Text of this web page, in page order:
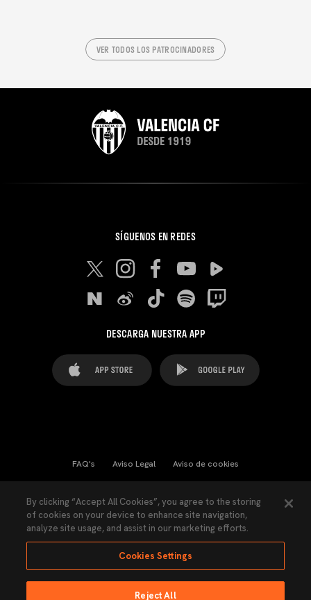
VER TODOS LOS PATROCINADORES
SÍGUENOS EN REDES
DESCARGA NUESTRA APP
FAQ's Aviso Legal Aviso de cookies
Ley Transparencia Política de Privacidad
Accesibilidad
By clicking “Accept All Cookies”, you agree to the storing
of cookies on your device to enhance site navigation,
analyze site usage, and assist in our marketing efforts.
Cookies Settings
Reject All